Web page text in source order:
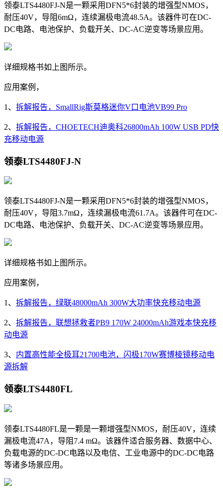
领泰LTS4480FJ-N是一颗采用DFN5*6封装的增强型NMOS，
耐压40V，导阻6mΩ， 连续漏极电流48.5A。该器件可在DC-
DC电路、电池保护、负载开关、DC-AC逆变等场景应用。
详细规格书如上图所示。
应用案例，
1、 拆解报告，SmallRig斯莫格迷你V口电池VB99 Pro
2、 拆解报告，CHOETECH迪奥科26800mAh 100W USB PD快
充移动电源
领泰LTS4480FJ-N
领泰LTS4480FJ-N是一颗采用DFN5*6封装的增强型NMOS，
耐压40V，导阻3.7mΩ，连续漏极电流61.7A。该器件可在DC-
DC电路、电池保护、负载开关、DC-AC逆变等场景应用。
详细规格书如上图所示。
应用案例，
1、 拆解报告，绿联48000mAh 300W大功率快充移动电源
2、 拆解报告，联想拯救者PB9 170W 24000mAh游戏本快充移
动电源
3、 内置高性能全极耳21700电池，闪极170W赛博棱镜移动电
源拆解
领泰LTS4480FL
领泰LTS4480FL是一颗是一颗增强型NMOS，耐压40V，连续
漏极电流47A，导阻7.4 mΩ。该器件适合服务器、数据中心、
负载电源的DC-DC电路以及电信、工业电源中的DC-DC电路
等诸多场景应用。